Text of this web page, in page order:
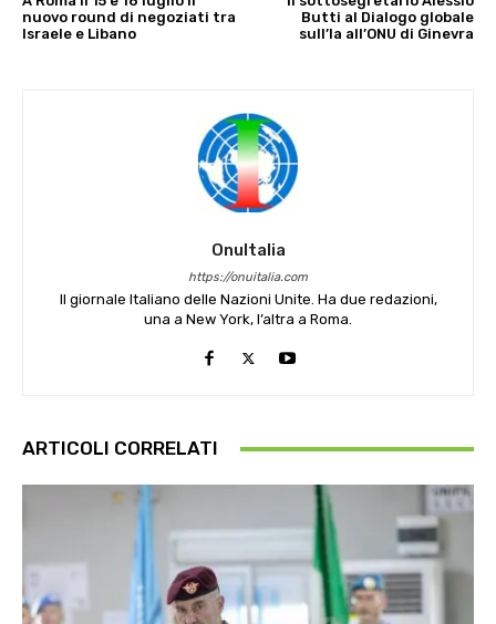
nuovo round di negoziati tra
Israele e Libano
Butti al Dialogo globale
sull’Ia all’ONU di Ginevra
OnuItalia
https://onuitalia.com
Il giornale Italiano delle Nazioni Unite. Ha due redazioni,
una a New York, l’altra a Roma.
ARTICOLI CORRELATI